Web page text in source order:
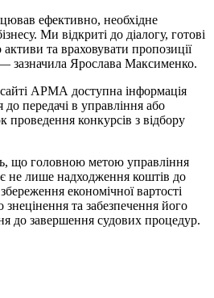
ефективно, необхідне
Ми відкриті до діалогу, готові
та враховувати пропозиції
зазначила Ярослава Максименко.
АРМА доступна інформація
передачі в управління або
проведення конкурсів з відбору
що головною метою управління
не лише надходження коштів до
економічної вартості
та забезпечення його
до завершення судових процедур.